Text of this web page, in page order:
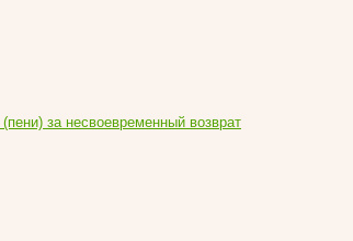
за несвоевременный возврат